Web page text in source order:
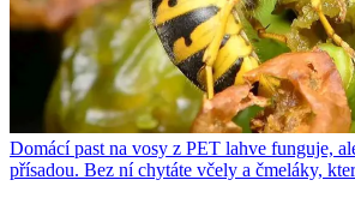
Domácí past na vosy z PET lahve funguje,
přísadou. Bez ní chytáte včely a čmeláky,